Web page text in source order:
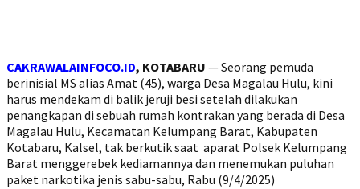
CAKRAWALAINFOCO.ID, KOTABARU — Seorang pemuda
berinisial MS alias Amat (45), warga Desa Magalau Hulu, kini
harus mendekam di balik jeruji besi setelah dilakukan
penangkapan di sebuah rumah kontrakan yang berada di Desa
Magalau Hulu, Kecamatan Kelumpang Barat, Kabupaten
Kotabaru, Kalsel, tak berkutik saat aparat Polsek Kelumpang
Barat menggerebek kediamannya dan menemukan puluhan
paket narkotika jenis sabu-sabu, Rabu (9/4/2025)